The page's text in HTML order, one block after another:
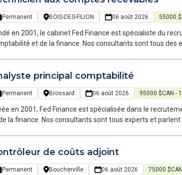
Permanent BOIS-DES-FILION 06 août 2026 55000
en 2001, le cabinet Fed Finance est spécialiste du
et de la finance. Nos consultants sont tous des
principal comptabilité
Permanent Brossard 06 août 2026 95000 $CAN -
en 2001, Fed Finance est spécialisée dans le
la finance. Nos consultants sont tous experts et
à Brossard, en hybride.
de coûts adjoint
Permanent Boucherville 06 août 2026 75000